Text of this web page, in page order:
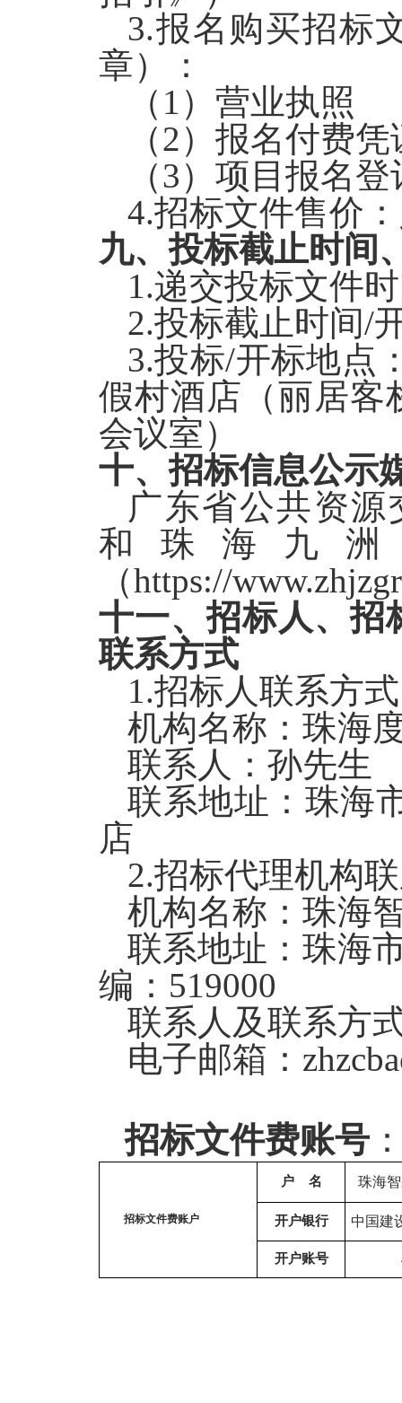
3.报名购买招标
章）：
（1）营业执照
（2）报名付费凭
（3）项目报名
4.招标文件售价
九、投标截止时间
1.递交投标文件
2.投标截止时间/
3.投标/开标地点
假村酒店（丽居客
会议室）
十、招标信息公示
广东省公共资源
和 珠海九
（https://
十一、招标人、招
联系方式
1.招标人联系方
机构名称： 珠海
联系人：孙先生
联系地址： 珠海
店
2.招标代理机构
机构名称： 珠海
联系地址：珠海
编：519000
联系人及联系方
电子邮箱：
招标文件费账号
招标文件费账户
户 名 珠海
开户银行 中国建
开户账号